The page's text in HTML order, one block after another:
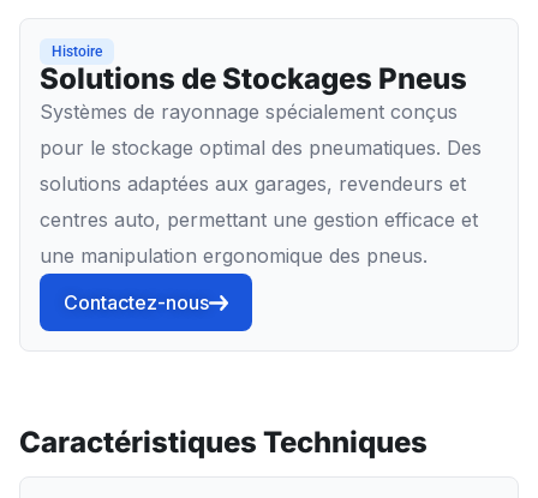
Histoire
Solutions de Stockages Pneus
Systèmes de rayonnage spécialement conçus
pour le stockage optimal des pneumatiques. Des
solutions adaptées aux garages, revendeurs et
centres auto, permettant une gestion efficace et
une manipulation ergonomique des pneus.
Contactez-nous
Caractéristiques Techniques